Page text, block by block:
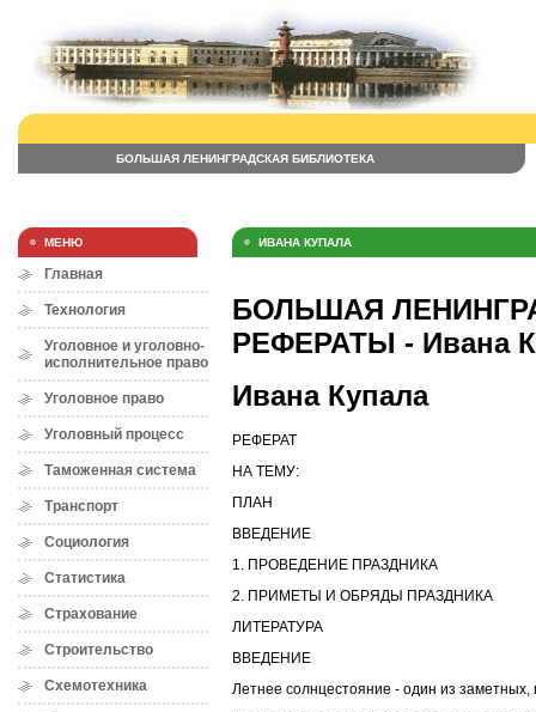
БОЛЬШАЯ ЛЕНИНГРАДСКАЯ БИБЛИОТЕКА
МЕНЮ
Главная
Технология
Уголовное и уголовно-
исполнительное право
Уголовное право
Уголовный процесс
Таможенная система
Транспорт
Социология
Статистика
Страхование
Строительство
Схемотехника
ИВАНА КУПАЛА
БОЛЬШАЯ
РЕФЕРАТЫ - Ивана
Ивана Купала
РЕФЕРАТ
НА ТЕМУ:
ПЛАН
ВВЕДЕНИЕ
1. ПРОВЕДЕНИЕ ПРАЗДНИКА
2. ПРИМЕТЫ И ОБРЯДЫ ПРАЗДНИКА
ЛИТЕРАТУРА
ВВЕДЕНИЕ
Летнее солнцестояние - один из